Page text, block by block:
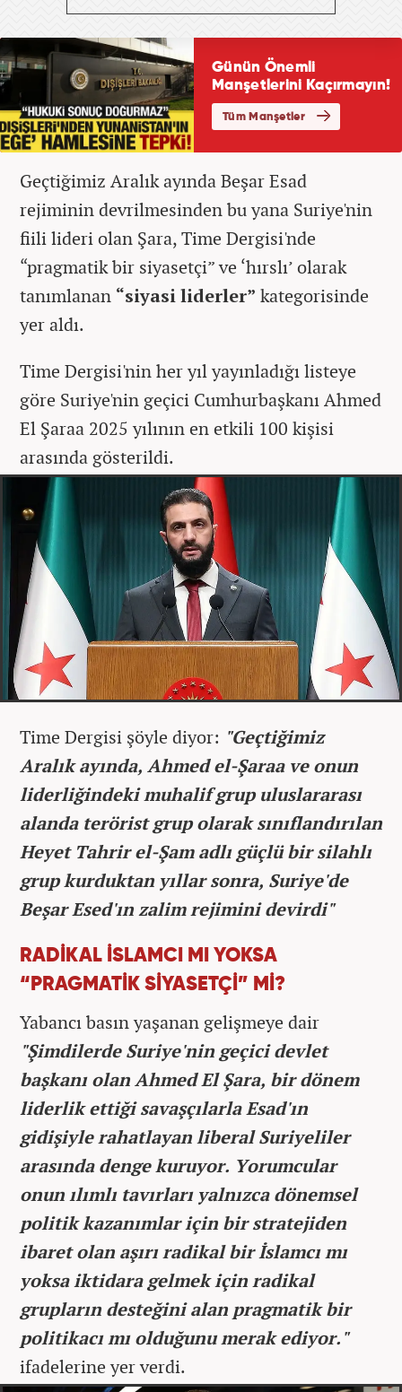
Geçtiğimiz Aralık ayında Beşar Esad
rejiminin devrilmesinden bu yana Suriye'nin
fiili lideri olan Şara, Time Dergisi'nde
“pragmatik bir siyasetçi” ve ‘hırslı’ olarak
tanımlanan “siyasi liderler” kategorisinde
yer aldı.
Time Dergisi'nin her yıl yayınladığı listeye
göre Suriye'nin geçici Cumhurbaşkanı Ahmed
El Şaraa 2025 yılının en etkili 100 kişisi
arasında gösterildi.
Time Dergisi şöyle diyor: "Geçtiğimiz
Aralık ayında, Ahmed el-Şaraa ve onun
liderliğindeki muhalif grupuluslararası
alanda terörist grup olarak sınıflandırılan
Heyet Tahrir el-Şam adlı güçlü bir silahlı
grup kurduktan yıllar sonra, Suriye'de
Beşar Esed'ın zalim rejimini devirdi"
RADİKAL İSLAMCI MI YOKSA
“PRAGMATİK SİYASETÇİ” Mİ?
Yabancı basın yaşanan gelişmeye dair
"Şimdilerde Suriye'nin geçici devlet
başkanı olan Ahmed El Şara, bir dönem
liderlik ettiği savaşçılarla Esad'ın
gidişiyle rahatlayan liberal Suriyeliler
arasında denge kuruyor. Yorumcular
onun ılımlı tavırları yalnızca dönemsel
politik kazanımlar için bir stratejiden
ibaret olan aşırı radikal bir İslamcı mı
yoksa iktidara gelmek için radikal
grupların desteğini alan pragmatik bir
politikacı mı olduğunu merak ediyor."
ifadelerine yer verdi.